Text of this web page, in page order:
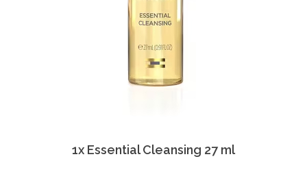
1x Essential Cleansing 27 ml